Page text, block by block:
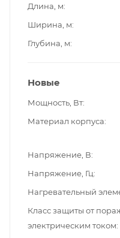
Длина, м
Ширина, м
Глубина, м
Новые
Мощность, Вт
Материал корпуса
Напряжение, В
Напряжение, Гц
Нагревательный
Класс защиты от
электрическим током